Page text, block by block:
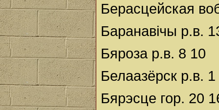
Берасцейская
Баранавічы р.в.
Бяроза р.в. 8 10
Белаазёрск р.в. 1
Бярэсце гор. 20